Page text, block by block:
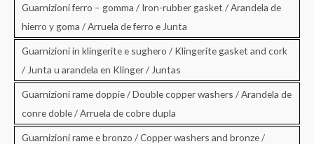
Guarnizioni ferro – gomma / Iron-rubber gasket / Arandela de
hierro y goma / Arruela de ferro e Junta
Guarnizioni in klingerite e sughero / Klingerite gasket and cork
/ Junta u arandela en Klinger / Juntas
Guarnizioni rame doppie / Double copper washers / Arandela de
conre doble / Arruela de cobre dupla
Guarnizioni rame e bronzo / Copper washers and bronze /